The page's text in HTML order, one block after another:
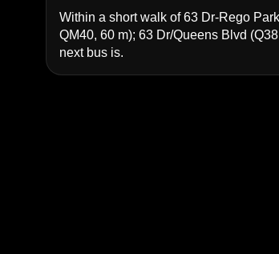
Within a short walk of 63 Dr-Rego
QM40, 60 m); 63 Dr/Queens Blvd
next bus is.